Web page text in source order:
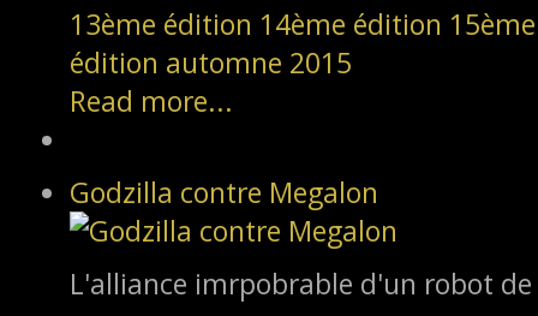
13ème édition 14ème édition
édition automne 2015
Read more...
Godzilla contre Megalon
L'alliance imrpobrable d'un robot